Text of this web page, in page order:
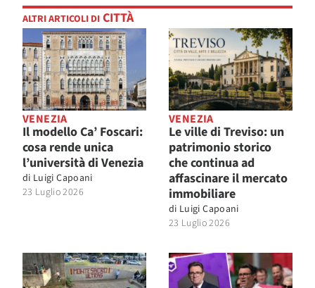
ALTRI ARTICOLI DI CITTÀ
VENEZIA
Il modello Ca’ Foscari:
cosa rende unica
l’università di Venezia
di Luigi Capoani
23 Luglio 2026
VENEZIA
Le ville di Treviso: un
patrimonio storico
che continua ad
affascinare il mercato
immobiliare
di Luigi Capoani
23 Luglio 2026